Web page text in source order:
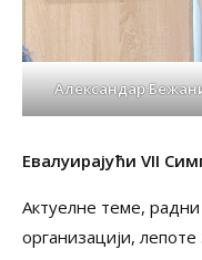
Александар
Евалуирајући VII
Актуелне теме,
организацији,